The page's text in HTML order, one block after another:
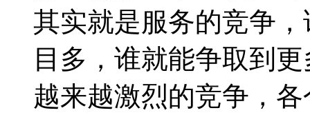
其实就是服务的竞争
目多，谁就能争取到
越来越激烈的竞争，各